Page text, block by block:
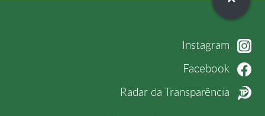
Instagram
Facebook
Radar da Transparência